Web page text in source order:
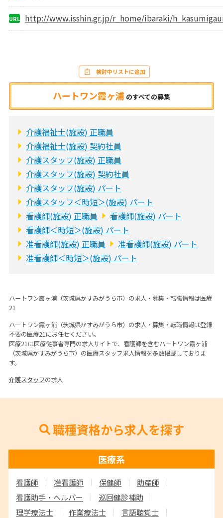
URL http://www.isshin.gr.jp/r_home/ibaraki/
ハートワン霞ヶ浦 のすべての募集
検討中リストに追加
介護福祉士(施設) 正職員
介護福祉士(施設) 契約社員
介護スタッフ(施設) 正職員
介護スタッフ(施設) 契約社員
介護スタッフ(施設) パート
介護スタッフ＜時短＞(施設) パート
看護師(施設) 正職員
看護師(施設) パート
看護師＜時短＞(施設) パート
准看護師(施設) 正職員
准看護師(施設) パート
准看護師＜時短＞(施設) パート
ハートワン霞ヶ浦（茨城県かすみがうら市）の求人・募集・転職情報は医療
21
ハートワン霞ヶ浦（茨城県かすみがうら市）の求人・募集・転職情報は登録
不要の医療21にお任せください。
医療21は医療従事者専門の求人サイトで、看護師を含むハートワン霞ヶ浦
（茨城県かすみがうら市）の医療スタッフ求人情報を多数掲載しておりま
す。
介護スタッフの求人
職種資格から求人を探す
医療系
看護師 准看護師 保健師
助産師
看護助手・ヘルパー
巡回健診補助
理学療法士
作業療法士
言語聴覚士